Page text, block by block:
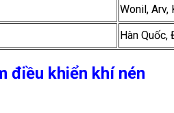
Wonil, Arv,
Hàn Quốc,
điều khiển khí nén